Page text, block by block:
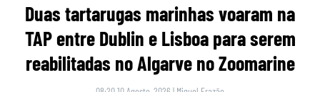
Duas tartarugas marinhas voaram na
TAP entre Dublin e Lisboa para serem
reabilitadas no Algarve no Zoomarine